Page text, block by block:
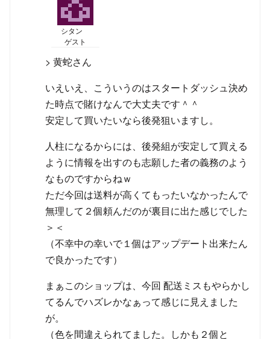
シタン
ゲスト
> 黄蛇さん
いえいえ、こういうのはスタートダッシュ決め
た時点で賭けなんで大丈夫です＾＾
安定して買いたいなら後発狙いますし。
人柱になるからには、後発組が安定して買える
ように情報を出すのも志願した者の義務のよう
なものですからねｗ
ただ今回は送料が高くてもったいなかったんで
無理して２個頼んだのが裏目に出た感じでした
＞＜
（不幸中の幸いで１個はアップデート出来たん
で良かったです）
まぁこのショップは、今回 配送ミスもやらかし
てるんでハズレかなぁって感じに見えました
が。
（色を間違えられてました。しかも２個と